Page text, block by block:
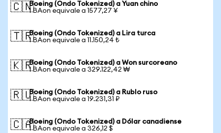
🇨🇳Boeing (Ondo Tokenized) a Yuan chino
1 BAon equivale a 1577,27 ¥
🇹🇷Boeing (Ondo Tokenized) a Lira turca
1 BAon equivale a 11.150,24 ₺
🇰🇷Boeing (Ondo Tokenized) a Won surcoreano
1 BAon equivale a 329.122,42 ₩
🇷🇺Boeing (Ondo Tokenized) a Rublo ruso
1 BAon equivale a 19.231,31 ₽
🇨🇦Boeing (Ondo Tokenized) a Dólar canadiense
1 BAon equivale a 326,12 $